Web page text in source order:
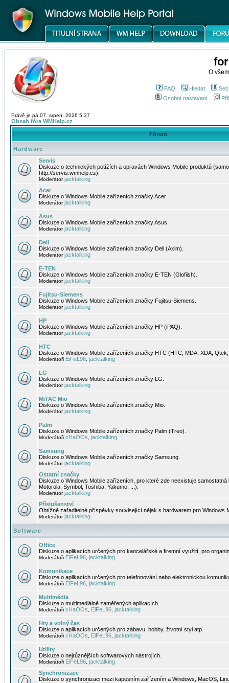
O
FAQ Hledat
Osobní nastavení
Právě je pá 07. srpen, 2026 5:37
Obsah fóra WMHelp.cz
Fórum
Hardware
Servis
Diskuze o technických potížích a opravách Windows Mobile produktů
http://servis.wmhelp.cz).
Moderátorjacktalking
Acer
Diskuze o Windows Mobile zařízeních značky Acer.
Moderátorjacktalking
Asus
Diskuze o Windows Mobile zařízeních značky Asus.
Moderátorjacktalking
Dell
Diskuze o Windows Mobile zařízeních značky Dell (Axim).
Moderátorjacktalking
E-TEN
Diskuze o Windows Mobile zařízeních značky E-TEN (Glofiish).
Moderátorjacktalking
Fujitsu-Siemens
Diskuze o Windows Mobile zařízeních značky Fujitsu-Siemens.
Moderátorjacktalking
HP
Diskuze o Windows Mobile zařízeních značky HP (iPAQ).
Moderátorjacktalking
HTC
Diskuze o Windows Mobile zařízeních značky HTC (HTC, MDA, XDA,
Moderátoři EiFeL96 jacktalking
LG
Diskuze o Windows Mobile zařízeních značky LG.
Moderátorjacktalking
MiTAC Mio
Diskuze o Windows Mobile zařízeních značky Mio.
Moderátorjacktalking
Palm
Diskuze o Windows Mobile zařízeních značky Palm (Treo).
Moderátoři cHaOOs jacktalking
Samsung
Diskuze o Windows Mobile zařízeních značky Samsung.
Moderátorjacktalking
Ostatní značky
Diskuze o Windows Mobile zařízeních, pro které zde neexistuje
Motorola, Symbol, Toshiba, Yakumo, ...).
Moderátorjacktalking
Příslušenství
Obtížně zařaditelné příspěvky související nějak s hardwarem pro Windows
Moderátorjacktalking
Software
Office
Diskuze o aplikacích určených pro kancelářské a firemní využití, pro
Moderátoři EiFeL96 jacktalking
Komunikace
Diskuze o aplikacích určených pro telefonování nebo elektronickou
Moderátoři EiFeL96 jacktalking
Multimédia
Diskuze o multimediálně zaměřených aplikacích.
Moderátoři cHaOOs EiFeL96 jacktalking
Hry a volný čas
Diskuze o aplikacích určených pro zábavu, hobby, životní styl atp.
Moderátoři cHaOOs EiFeL96 jacktalking
Utility
Diskuze o nejrůznějších softwarových nástrojích.
Moderátoři EiFeL96 jacktalking
Synchronizace
Diskuze o synchronizaci mezi kapesním zařízením a Windows, MacOS,